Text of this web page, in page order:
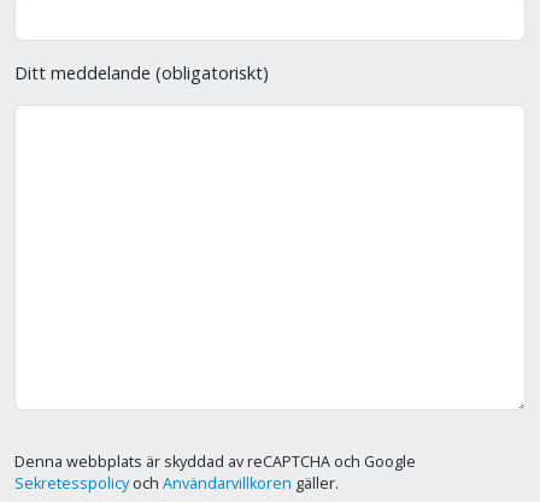
Ditt meddelande (obligatoriskt)
Denna webbplats är skyddad av reCAPTCHA och Google
Sekretesspolicyoch Användarvillkoren gäller.